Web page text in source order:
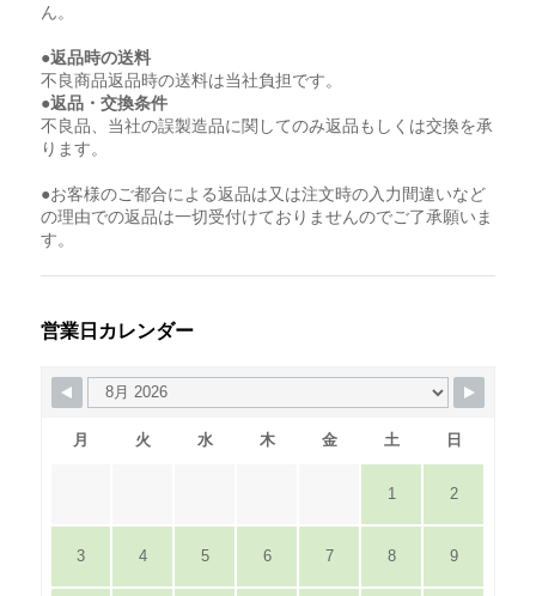
ん。
●返品時の送料
不良商品返品時の送料は当社負担です。
●返品・交換条件
不良品、当社の誤製造品に関してのみ返品もしくは交換を承
ります。
●お客様のご都合による返品は又は注文時の入力間違いなど
の理由での返品は一切受付けておりませんのでご了承願いま
す。
営業日カレンダー
月 火 水 木 金 土 日
1 2
3 4 5 6 7 8 9